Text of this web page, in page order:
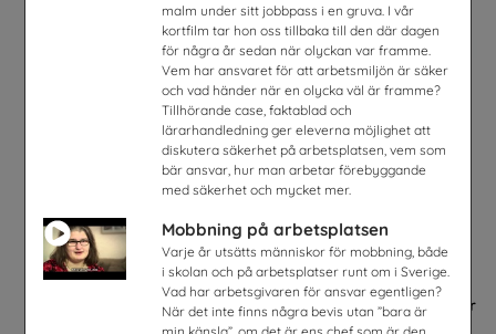
malm under sitt jobbpass i en gruva. I vår
kortfilm tar hon oss tillbaka till den där dagen
för några år sedan när olyckan var framme.
Vem har ansvaret för att arbetsmiljön är säker
och vad händer när en olycka väl är framme?
Tillhörande case, faktablad och
lärarhandledning ger eleverna möjlighet att
diskutera säkerhet på arbetsplatsen, vem som
bär ansvar, hur man arbetar förebyggande
med säkerhet och mycket mer.
Mobbning på arbetsplatsen
Varje år utsätts människor för mobbning, både
i skolan och på arbetsplatser runt om i Sverige.
Vad har arbetsgivaren för ansvar egentligen?
När det inte finns några bevis utan ”bara är
Jobba i energibranschen
Energiföretagen Sverige
FRAMTIDEN är i dina händer
Trä- och Möbelföretagen (TMF),